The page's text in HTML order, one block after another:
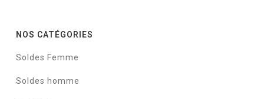
NOS CATÉGORIES
Soldes Femme
Soldes homme